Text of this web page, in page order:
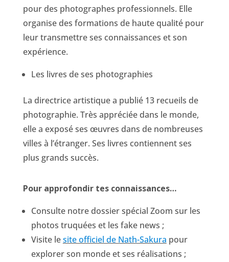
pour des photographes professionnels. Elle
organise des formations de haute qualité pour
leur transmettre ses connaissances et son
expérience.
Les livres de ses photographies
La directrice artistique a publié 13 recueils de
photographie. Très appréciée dans le monde,
elle a exposé ses œuvres dans de nombreuses
villes à l’étranger. Ses livres contiennent ses
plus grands succès.
Pour approfondir tes connaissances…
Consulte notre dossier spécial Zoom sur les
photos truquées et les fake news ;
Visite lesite officiel de Nath-Sakura pour
explorer son monde et ses réalisations ;